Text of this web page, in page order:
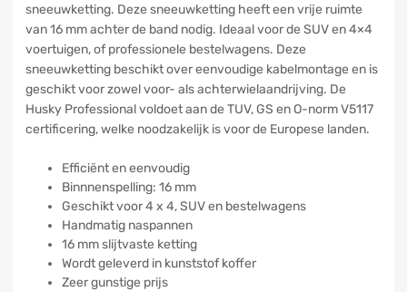
sneeuwketting. Deze sneeuwketting heeft een vrije ruimte
van 16 mm achter de band nodig. Ideaal voor de SUV en 4×4
voertuigen, of professionele bestelwagens. Deze
sneeuwketting beschikt over eenvoudige kabelmontage en is
geschikt voor zowel voor- als achterwielaandrijving. De
Husky Professional voldoet aan de TUV, GS en O-norm V5117
certificering, welke noodzakelijk is voor de Europese landen.
Efficiënt en eenvoudig
Binnnenspelling: 16 mm
Geschikt voor 4 x 4, SUV en bestelwagens
Handmatig naspannen
16 mm slijtvaste ketting
Wordt geleverd in kunststof koffer
Zeer gunstige prijs